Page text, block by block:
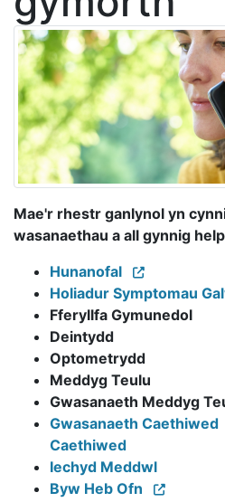
Mae'r rhestr ganlynol yn
wasanaethau a all gynnig
Hunanofal
Holiadur Symptomau
Fferyllfa Gymunedol
Deintydd
Optometrydd
Meddyg Teulu
Gwasanaeth Meddyg
Gwasanaeth Caethiwed
Caethiwed
Iechyd Meddwl
Byw Heb Ofn